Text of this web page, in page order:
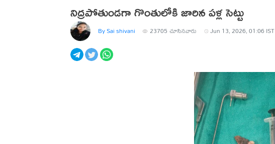
నిద్రపోతుండగా గొంతులోకి జారిన పళ్ల సెట్టు
By Sai shivani 23705 చూసినవారు Jun 13, 2026, 01:06 IST